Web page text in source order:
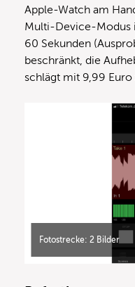
Apple-Watch am
Multi-Device-Modus
60 Sekunden
beschränkt, die
schlägt mit 9,99 Euro
Fotostrecke: 2 Bilder